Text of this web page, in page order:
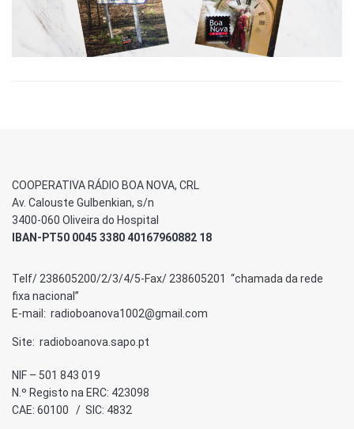
COOPERATIVA RÁDIO BOA NOVA, CRL
Av. Calouste Gulbenkian, s/n
3400-060 Oliveira do Hospital
IBAN-PT50 0045 3380 40167960882 18
Telf/ 238605200/2/3/4/5-Fax/ 238605201 “chamada da rede
fixa nacional”
E-mail: radioboanova1002@gmail.com
Site: radioboanova.sapo.pt
NIF – 501 843 019
N.º Registo na ERC: 423098
CAE: 60100 / SIC: 4832